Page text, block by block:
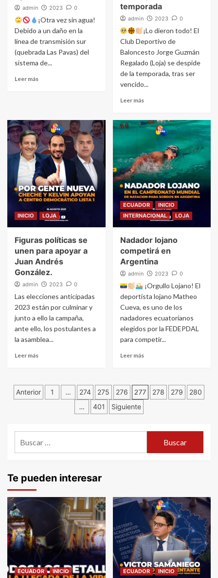
admin 2023 0
¡Otra vez sin agua!
Debido a un daño en la
línea de transmisión sur
(quebrada Las Pavas) del
sistema de...
Leer más
temporada
admin 2023 0
¡Lo dieron todo! El
Club Deportivo de
Baloncesto Jorge Guzmán
Regalado (Loja) se despide
de la temporada, tras ser
vencido...
Leer más
INICIO LOJA
Figuras políticas se
unen para apoyar a
Juan Andrés
González.
admin 2023 0
Las elecciones anticipadas
2023 están por culminar y
junto a ello la campaña,
ante ello, los postulantes a
la asamblea...
Leer más
ECUADOR
INICIO
INTERNACIONAL
LOJA
Nadador lojano
competirá en
Argentina
admin 2023 0
¡Orgullo Lojano! El
deportista lojano Matheo
Cueva, es uno de los
nadadores ecuatorianos
elegidos por la FEDEPDAL
para competir...
Leer más
Navegación
entradas
Anterior 1 … 274 275 276 277 278 279
280
…
401 Siguiente
Te pueden interesar
ECUADOR
INICIO
ECUADOR
INICIO